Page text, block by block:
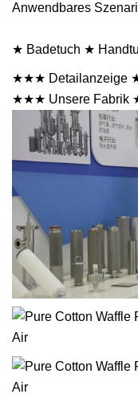
Anwendbares
★ Badetuch ★
★★★
★★★ Unsere